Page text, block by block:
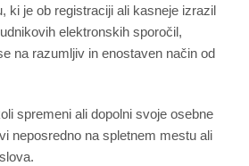
ki je ob registraciji ali kasneje izrazil
elektronskih sporočil,
na razumljiv in enostaven način od
spremeni ali dopolni svoje osebne
neposredno na spletnem mestu ali